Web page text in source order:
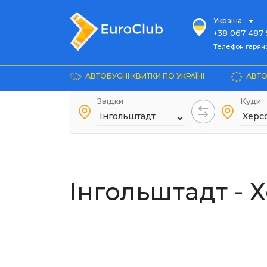
Україна
+38 067 487
Телефон гарячої
Довідка
+38 044
+38 067 240
+38 093 153
Телефон
АВТОБУСНІ КВИТКИ ПО УКРАЇНІ
Звідки Куди
Інгольштадт -